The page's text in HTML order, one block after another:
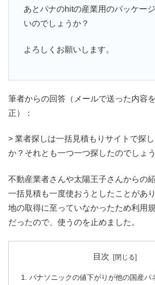
あとパナのhitの産業用のパッケー
いのでしょうか？
よろしくお願いします。
筆者からの回答（メールで送った内容
正）：
> 業者探しは一括見積もりサイトで探
か？それとも一つ一つ探したのでしょ
不動産業者さんや太陽王子さんからの紹
一括見積も一度使おうとしたことがあ
地の取得に至っていなかったため利用
だったので、使うのを止めました。
目次
パナソニックの値下がりが他の国産パ